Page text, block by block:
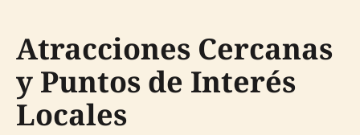
Atracciones Cercanas
y Puntos de Interés
Locales